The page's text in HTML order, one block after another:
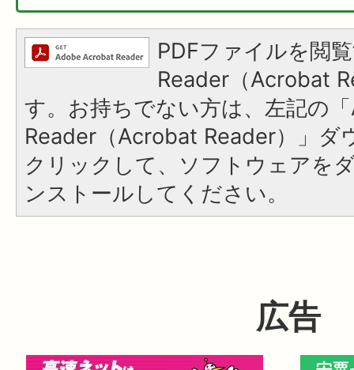
PDFファイルを閲
Reader（Acrobat
す。お持ちでない方は、左記の
Reader（Acrobat Reader）」ダ
クリックして、ソフトウェアを
ンストールしてください。
広告